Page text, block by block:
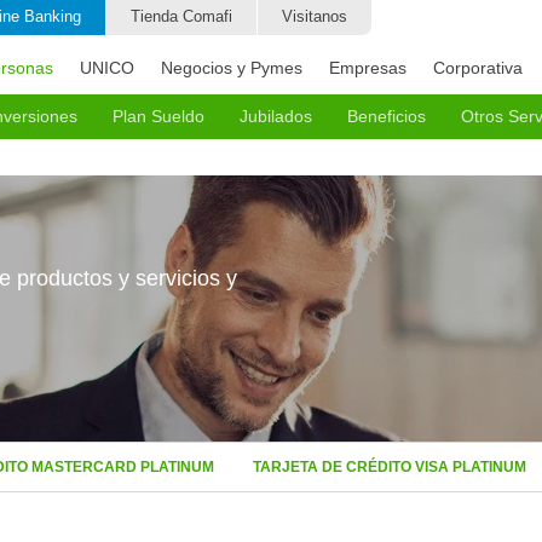
Banking Tienda Comafi Visitanos
UNICO Negocios y Pymes Empresas Corporativa
y Bolso Protegido
Personales para Personal Doméstico
Única
- Plan de Pagos Protegidos
Cotizaciones en Tiempo Real
Empezá a Invertir
CEDEARs
Plazo Fijo Pre-cancelable UVA
Plazo Fijo Tradicional
Fondos comunes de inversión
Fideicomisos financieros
Compra y venta de títulos públicos
Plan Sueldo Jubilados
Adelanto Comafi
Beneficios
Tevabien Beneficios
Tienda Comafi
Otros
Cajas
productos y servicios y
MASTERCARD PLATINUM TARJETA DE CRÉDITO VISA PLATINUM